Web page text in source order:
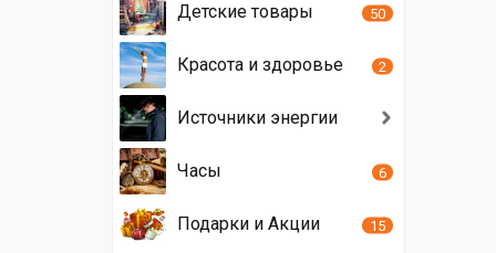
Детские товары 50
Красота и здоровье 2
Источники энергии
Часы 6
Подарки и Акции 15